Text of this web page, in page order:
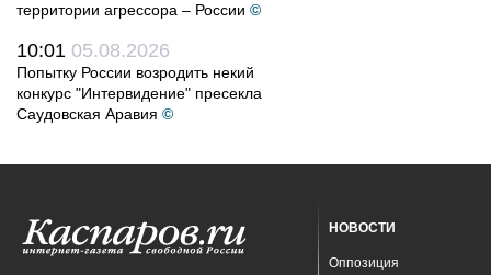
территории агрессора – России ©
10:01 05.08.2026
Попытку России возродить некий
конкурс "Интервидение" пресекла
Саудовская Аравия ©
НОВОСТИ
Оппозиция